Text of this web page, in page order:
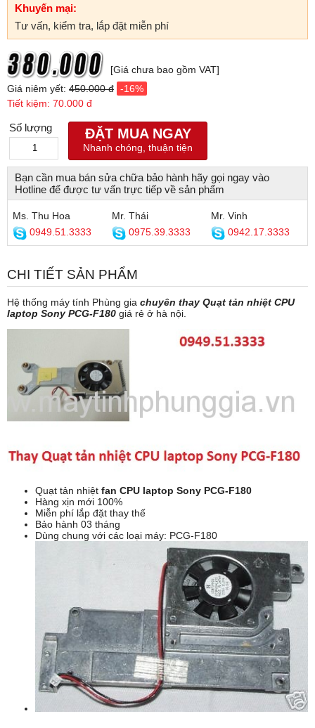
Khuyến mại:
Tư vấn, kiểm tra, lắp đặt miễn phí
[Giá chưa bao gồm VAT]
Giá niêm yết: 450.000 đ -16%
Tiết kiệm: 70.000 đ
Số lượng ĐẶT MUA NGAY
Nhanh chóng, thuận tiện
Bạn cần mua bán sửa chữa bảo hành hãy gọi ngay vào
Hotline để được tư vấn trực tiếp về sản phẩm
Ms. Thu Hoa
0949.51.3333
Mr. Thái
0975.39.3333
Mr. Vinh
0942.17.3333
CHI TIẾT SẢN PHẨM
Hệ thống máy tính Phùng gia chuyên thay Quạt tản nhiệt CPU
laptop Sony PCG-F180 giá rẻ ở hà nội.
Quạt tản nhiệt fan CPU laptop Sony PCG-F180
Hàng xịn mới 100%
Miễn phí lắp đặt thay thế
Bảo hành 03 tháng
Dùng chung với các loại máy: PCG-F180